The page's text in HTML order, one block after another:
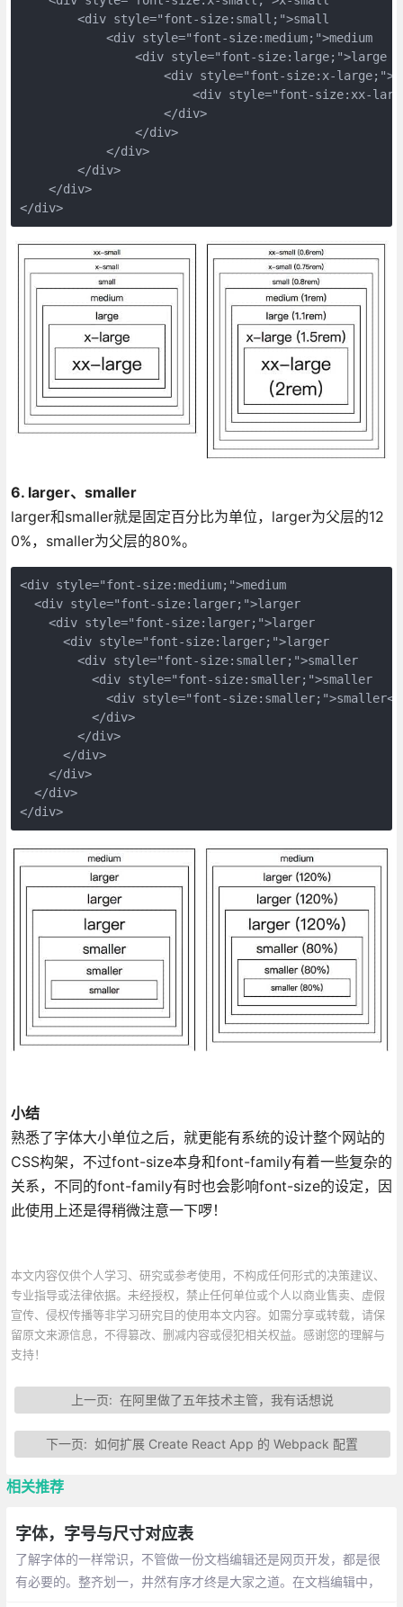
        <div style="font-size:small;">small
            <div style="font-size:medium;">medium
                <div style="font-size:large;">large
<div style="font-size:x-
<div style="font-size:xx-
                    </div>
                </div>
            </div>
        </div>
    </div>
</div>
6. larger、smaller
larger和smaller就是固定百分比为单位，larger为父层的12
0%，smaller为父层的80%。
<div style="font-size:medium;">medium
  <div style="font-size:larger;">larger
    <div style="font-size:larger;">larger
      <div style="font-size:larger;">larger
        <div style="font-size:smaller;">smaller
          <div style="font-size:smaller;">smaller
<div style="font-
          </div>
        </div>
      </div>
    </div>
  </div>
</div>
小结
熟悉了字体大小单位之后，就更能有系统的设计整个网站的
CSS构架，不过font-size本身和font-family有着一些复杂的
关系，不同的font-family有时也会影响font-size的设定，因
此使用上还是得稍微注意一下啰！
本文内容仅供个人学习、研究或参考使用，不构成任何形式的决策建议、
专业指导或法律依据。未经授权，禁止任何单位或个人以商业售卖、虚假
宣传、侵权传播等非学习研究目的使用本文内容。如需分享或转载，请保
留原文来源信息，不得篡改、删减内容或侵犯相关权益。感谢您的理解与
支持！
上一页: 在阿里做了五年技术主管，我有话想说
下一页:如何扩展 Create React App 的 Webpack 配置
相关推荐
字体，字号与尺寸对应表
了解字体的一样常识，不管做一份文档编辑还是网页开发，都是很
有必要的。整齐划一，井然有序才终是大家之道。在文档编辑中，